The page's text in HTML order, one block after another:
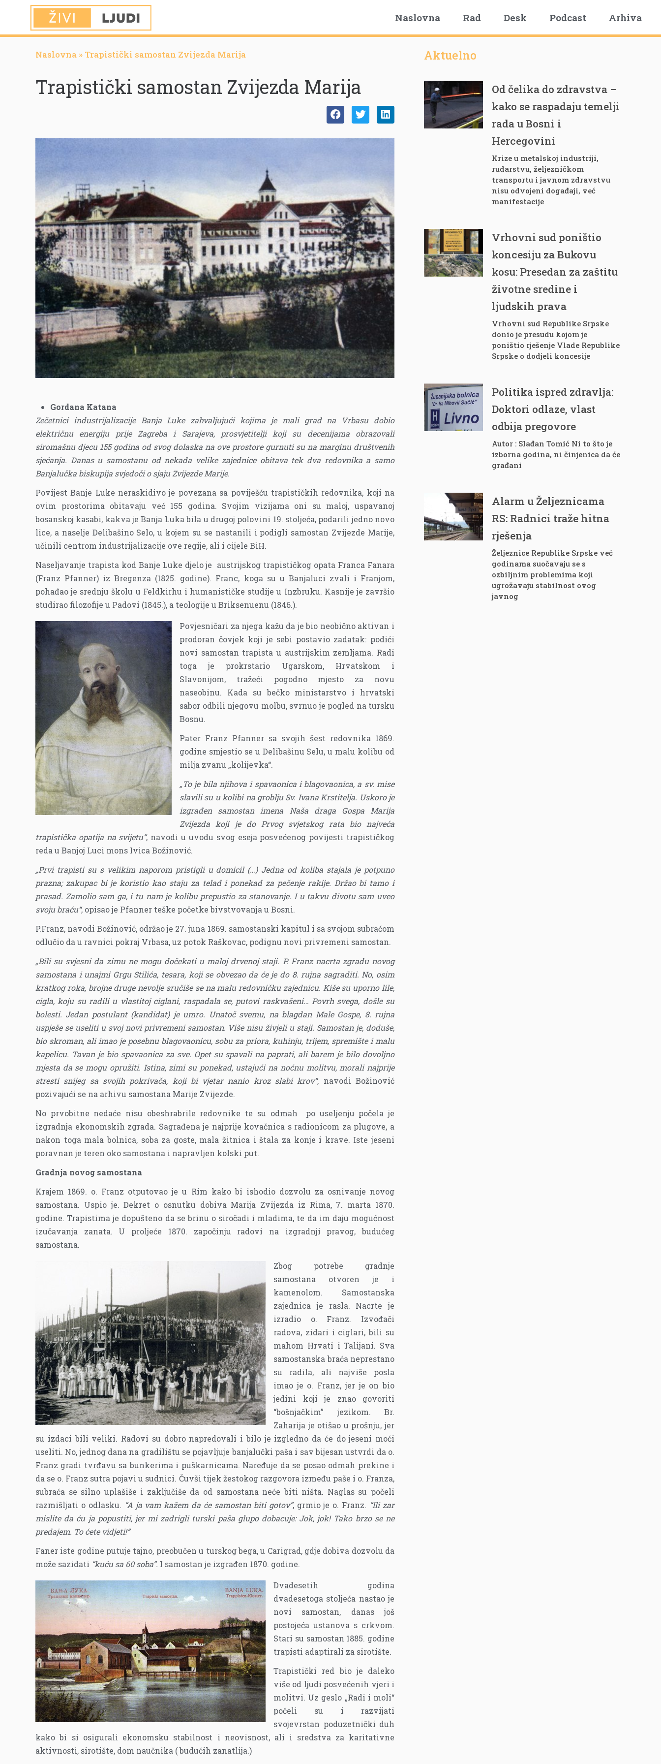
Naslovna Rad Desk Podcast Arhiva
Naslovna » Trapistički samostan Zvijezda Marija
Trapistički samostan Zvijezda Marija
Gordana Katana
Zečetnici industrijalizacije Banja Luke zahvaljujući kojima je mali grad na Vrbasu dobio
električnu energiju prije Zagreba i Sarajeva, prosvjetitelji koji su decenijama obrazovali
siromašnu djecu 155 godina od svog dolaska na ove prostore gurnuti su na marginu društvenih
sjećanja. Danas u samostanu od nekada velike zajednice obitava tek dva redovnika a samo
Banjalučka biskupija svjedoči o sjaju Zvijezde Marije.
Povijest Banje Luke neraskidivo je povezana sa poviješću trapističkih redovnika, koji na
ovim prostorima obitavaju već 155 godina. Svojim vizijama oni su maloj, uspavanoj
bosanskoj kasabi, kakva je Banja Luka bila u drugoj polovini 19. stoljeća, podarili jedno novo
lice, a naselje Delibašino Selo, u kojem su se nastanili i podigli samostan Zvijezde Marije,
učinili centrom industrijalizacije ove regije, ali i cijele BiH.
Naseljavanje trapista kod Banje Luke djelo je austrijskog trapističkog opata Franca Fanara
(Franz Pfanner) iz Bregenza (1825. godine). Franc, koga su u Banjaluci zvali i Franjom,
pohađao je srednju školu u Feldkirhu i humanističke studije u Inzbruku. Kasnije je završio
studirao filozofije u Padovi (1845.), a teologije u Briksenuenu (1846.).
Povjesničari za njega kažu da je bio neobično aktivan i
prodoran čovjek koji je sebi postavio zadatak: podići
novi samostan trapista u austrijskim zemljama. Radi
toga je prokrstario Ugarskom, Hrvatskom i
Slavonijom, tražeći pogodno mjesto za novu
naseobinu. Kada su bečko ministarstvo i hrvatski
sabor odbili njegovu molbu, svrnuo je pogled na tursku
Bosnu.
Pater Franz Pfanner sa svojih šest redovnika 1869.
godine smjestio se u Delibašinu Selu, u malu kolibu od
milja zvanu „kolijevka“.
„To je bila njihova i spavaonica i blagovaonica, a sv. mise
slavili su u kolibi na groblju Sv. Ivana Krstitelja. Uskoro je
izgrađen samostan imena Naša draga Gospa Marija
Zvijezda koji je do Prvog svjetskog rata bio najveća
trapistička opatija na svijetu“, navodi u uvodu svog eseja posvećenog povijesti trapističkog
reda u Banjoj Luci mons Ivica Božinović.
„Prvi trapisti su s velikim naporom pristigli u domicil (…) Jedna od koliba stajala je potpuno
prazna; zakupac bi je koristio kao staju za telad i ponekad za pečenje rakije. Držao bi tamo i
prasad. Zamolio sam ga, i tu nam je kolibu prepustio za stanovanje. I u takvu divotu sam uveo
svoju braću“, opisao je Pfanner teške početke bivstvovanja u Bosni.
P.Franz, navodi Božinović, održao je 27. juna 1869. samostanski kapitul i sa svojom subraćom
odlučio da u ravnici pokraj Vrbasa, uz potok Raškovac, podignu novi privremeni samostan.
„Bili su svjesni da zimu ne mogu dočekati u maloj drvenoj staji. P. Franz nacrta zgradu novog
samostana i unajmi Grgu Stilića, tesara, koji se obvezao da će je do 8. rujna sagraditi. No, osim
kratkog roka, brojne druge nevolje sručiše se na malu redovničku zajednicu. Kiše su uporno lile,
cigla, koju su radili u vlastitoj ciglani, raspadala se, putovi raskvašeni… Povrh svega, došle su
bolesti. Jedan postulant (kandidat) je umro. Unatoč svemu, na blagdan Male Gospe, 8. rujna
uspješe se useliti u svoj novi privremeni samostan. Više nisu živjeli u staji. Samostan je, doduše,
bio skroman, ali imao je posebnu blagovaonicu, sobu za priora, kuhinju, trijem, spremište i malu
kapelicu. Tavan je bio spavaonica za sve. Opet su spavali na paprati, ali barem je bilo dovoljno
mjesta da se mogu opružiti. Istina, zimi su ponekad, ustajući na noćnu molitvu, morali najprije
stresti snijeg sa svojih pokrivača, koji bi vjetar nanio kroz slabi krov“, navodi Božinović
pozivajući se na arhivu samostana Marije Zvijezde.
No prvobitne nedaće nisu obeshrabrile redovnike te su odmah po useljenju počela je
izgradnja ekonomskih zgrada. Sagrađena je najprije kovačnica s radionicom za plugove, a
nakon toga mala bolnica, soba za goste, mala žitnica i štala za konje i krave. Iste jeseni
poravnan je teren oko samostana i napravljen kolski put.
Gradnja novog samostana
Krajem 1869. o. Franz otputovao je u Rim kako bi ishodio dozvolu za osnivanje novog
samostana. Uspio je. Dekret o osnutku dobiva Marija Zvijezda iz Rima, 7. marta 1870.
godine. Trapistima je dopušteno da se brinu o siročadi i mladima, te da im daju mogućnost
izučavanja zanata. U proljeće 1870. započinju radovi na izgradnji pravog, budućeg
samostana.
Zbog potrebe gradnje
samostana otvoren je i
kamenolom. Samostanska
zajednica je rasla. Nacrte je
izradio o. Franz. Izvođači
radova, zidari i ciglari, bili su
mahom Hrvati i Talijani. Sva
samostanska braća neprestano
su radila, ali najviše posla
imao je o. Franz, jer je on bio
jedini koji je znao govoriti
“bošnjačkim” jezikom. Br.
Zaharija je otišao u prošnju, jer
su izdaci bili veliki. Radovi su dobro napredovali i bilo je izgledno da će do jeseni moći
useliti. No, jednog dana na gradilištu se pojavljuje banjalučki paša i sav bijesan ustvrdi da o.
Franz gradi tvrđavu sa bunkerima i puškarnicama. Naređuje da se posao odmah prekine i
da se o. Franz sutra pojavi u sudnici. Čuvši tijek žestokog razgovora između paše i o. Franza,
subraća se silno uplašiše i zaključiše da od samostana neće biti ništa. Naglas su počeli
razmišljati o odlasku. “A ja vam kažem da će samostan biti gotov”, grmio je o. Franz. “Ili zar
mislite da ću ja popustiti, jer mi zadrigli turski paša glupo dobacuje: Jok, jok! Tako brzo se ne
predajem. To ćete vidjeti!”
Faner iste godine putuje tajno, preobučen u turskog bega, u Carigrad, gdje dobiva dozvolu da
može sazidati “kuću sa 60 soba”. I samostan je izgrađen 1870. godine.
Dvadesetih godina
dvadesetoga stoljeća nastao je
novi samostan, danas još
postojeća ustanova s crkvom.
Stari su samostan 1885. godine
trapisti adaptirali za sirotište.
Trapistički red bio je daleko
više od ljudi posvećenih vjeri i
molitvi. Uz geslo „Radi i moli“
počeli su i razvijati
svojevrstan poduzetnički duh
kako bi si osigurali ekonomsku stabilnost i neovisnost, ali i sredstva za karitativne
aktivnosti, sirotište, dom naučnika ( budućih zanatlija.)
Aktuelno
Od čelika do zdravstva –
kako se raspadaju temelji
rada u Bosni i
Hercegovini
Krize u metalskoj industriji,
rudarstvu, željezničkom
transportu i javnom zdravstvu
nisu odvojeni događaji, već
manifestacije
Vrhovni sud poništio
koncesiju za Bukovu
kosu: Presedan za zaštitu
životne sredine i
ljudskih prava
Vrhovni sud Republike Srpske
donio je presudu kojom je
poništio rješenje Vlade Republike
Srpske o dodjeli koncesije
Politika ispred zdravlja:
Doktori odlaze, vlast
odbija pregovore
Autor : Slađan Tomić Ni to što je
izborna godina, ni činjenica da će
građani
Alarm u Željeznicama
RS: Radnici traže hitna
rješenja
Željeznice Republike Srpske već
godinama suočavaju se s
ozbiljnim problemima koji
ugrožavaju stabilnost ovog
javnog